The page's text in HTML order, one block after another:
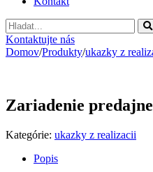
Vyhladavanie
Kontaktujte nás
Domov/Produkty/ukazky z
Zariadenie predajne
Kategórie: ukazky z realizacii
Popis